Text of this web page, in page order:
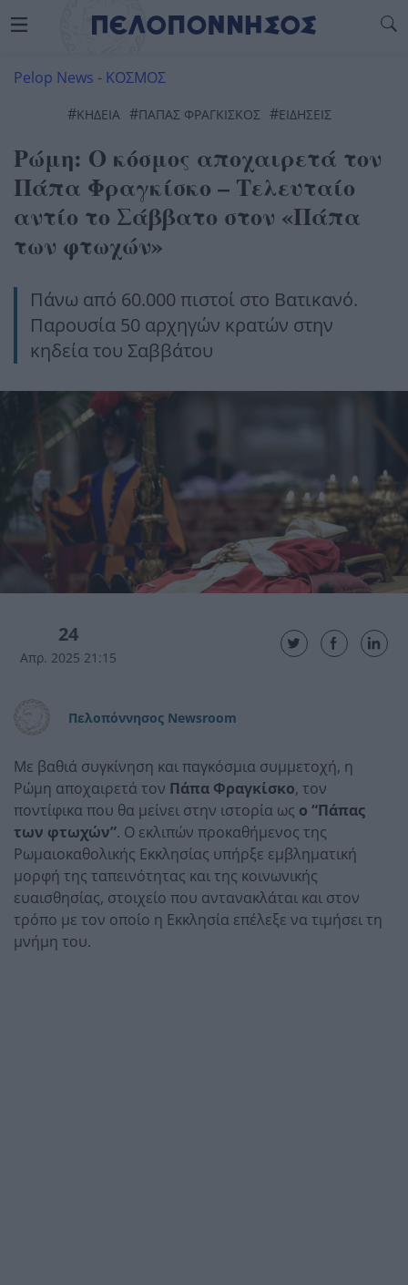
Pelop News - ΚΟΣΜΟΣ
#ΚΗΔΕΊΑ #ΠΑΠΑΣ ΦΡΑΓΚΙΣΚΟΣ #ΕΙΔΗΣΕΙΣ
Ρώμη: Ο κόσμος αποχαιρετά τον
Πάπα Φραγκίσκο – Τελευταίο
αντίο το Σάββατο στον «Πάπα
των φτωχών»
Πάνω από 60.000 πιστοί στο Βατικανό.
Παρουσία 50 αρχηγών κρατών στην
κηδεία του Σαββάτου
24
Απρ. 2025 21:15
Πελοπόννησος Newsroom
Με βαθιά συγκίνηση και παγκόσμια συμμετοχή, η
Ρώμη αποχαιρετά τον Πάπα Φραγκίσκο, τον
ποντίφικα που θα μείνει στην ιστορία ως ο “Πάπας
των φτωχών”. Ο εκλιπών προκαθήμενος της
Ρωμαιοκαθολικής Εκκλησίας υπήρξε εμβληματική
μορφή της ταπεινότητας και της κοινωνικής
ευαισθησίας, στοιχείο που αντανακλάται και στον
τρόπο με τον οποίο η Εκκλησία επέλεξε να τιμήσει τη
μνήμη του.